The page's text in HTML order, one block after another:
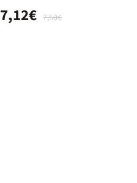
7,50€
7,12€